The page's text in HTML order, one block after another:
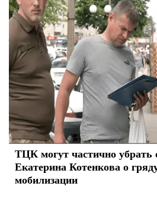
ТЦК могут частично убрать
Екатерина Котенкова о
мобилизации